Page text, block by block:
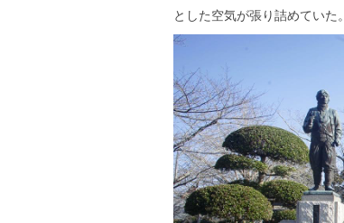
とした空気が張り詰めていた。